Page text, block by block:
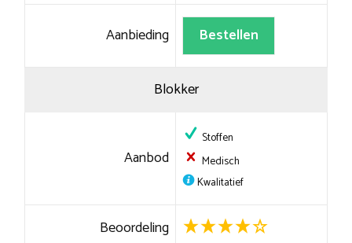
Aanbieding Bestellen
Blokker
Aanbod
Stoffen
Medisch
Kwalitatief
Beoordeling